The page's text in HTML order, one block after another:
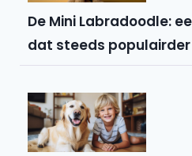
De Mini Labradoodle:
dat steeds